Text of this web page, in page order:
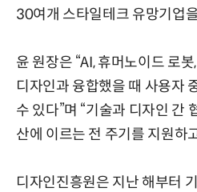
30여개 스타일테크 유망기업
윤 원장은 “AI, 휴머노이드 로
디자인과 융합했을 때 사용자
수 있다”며 “기술과 디자인 간
산에 이르는 전 주기를 지원하
디자인진흥원은 지난 해부터